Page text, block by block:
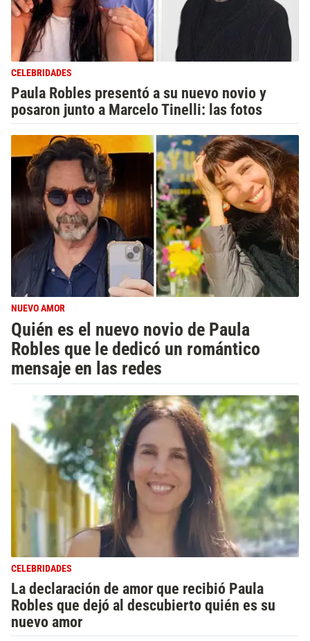
CELEBRIDADES
Paula Robles presentó a su nuevo novio y
posaron junto a Marcelo Tinelli: las fotos
NUEVO AMOR
Quién es el nuevo novio de Paula
Robles que le dedicó un romántico
mensaje en las redes
CELEBRIDADES
La declaración de amor que recibió Paula
Robles que dejó al descubierto quién es su
nuevo amor